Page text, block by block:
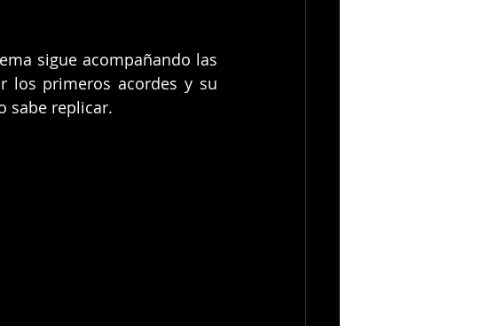
sigue acompañando las
los primeros acordes y su
sabe replicar.